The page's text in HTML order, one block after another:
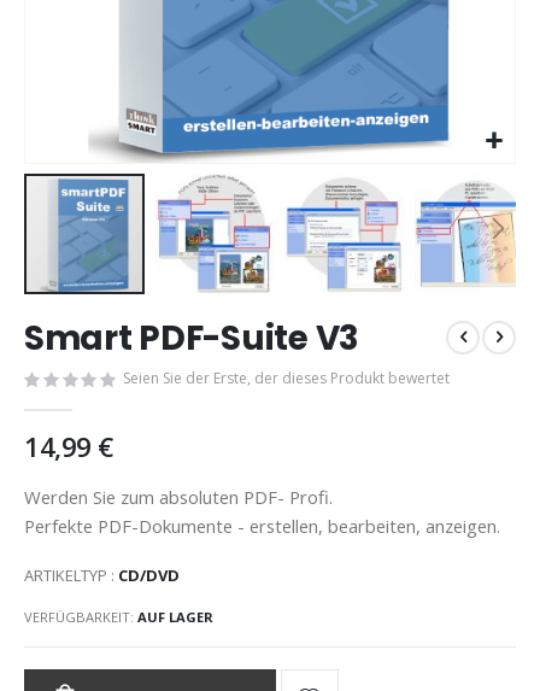
Anfang
der
Bildgalerie
springen
Smart PDF-Suite V3
Seien Sie der Erste, der dieses Produkt bewertet
14,99 €
Werden Sie zum absoluten PDF- Profi.
Perfekte PDF-Dokumente - erstellen, bearbeiten, anzeigen.
ARTIKELTYP : CD/DVD
VERFÜGBARKEIT: AUF LAGER